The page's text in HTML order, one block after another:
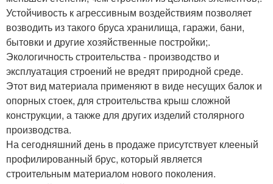
Устойчивость к агрессивным воздействиям позволяет
возводить из такого бруса хранилища, гаражи, бани,
бытовки и другие хозяйственные постройки;.
Экологичность строительства - производство и
эксплуатация строений не вредят природной среде.
Этот вид материала применяют в виде несущих балок и
опорных стоек, для строительства крыш сложной
конструкции, а также для других изделий столярного
производства.
На сегодняшний день в продаже присутствует клееный
профилированный брус, который является
строительным материалом нового поколения.